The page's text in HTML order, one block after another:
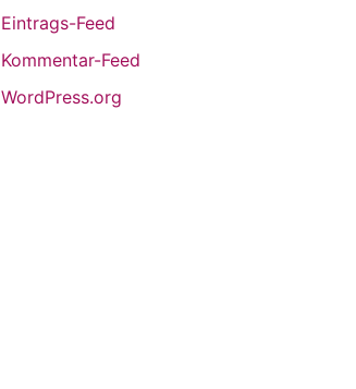
Eintrags-Feed
Kommentar-Feed
WordPress.org